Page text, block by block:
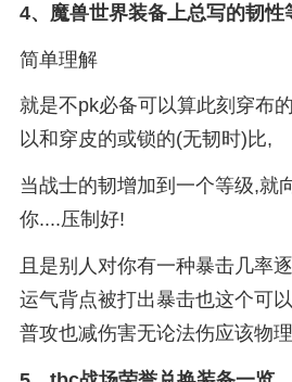
4、 魔兽世界装备上总写的韧性
简单理解
就是不pk必备可以算此刻穿布
以和穿皮的或锁的(无韧时)比,
当战士的韧增加到一个等级,就
你....压制好!
且是别人对你有一种暴击几率
运气背点被打出暴击也这个可
普攻也减伤害无论法伤应该物